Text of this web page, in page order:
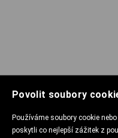
Povolit soubory
Používáme soubory cookie
poskytli co nejlepší zážitek z